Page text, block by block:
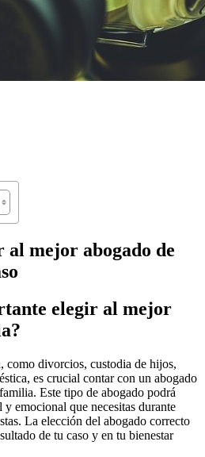
al mejor abogado de
elegir al mejor
como divorcios, custodia de hijos,
es crucial contar con un abogado
Este tipo de abogado podrá
emocional que necesitas durante
La elección del abogado correcto
de tu caso y en tu bienestar